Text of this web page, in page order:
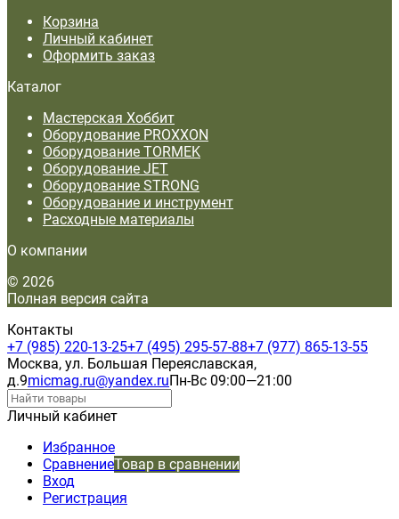
Корзина
Личный кабинет
Оформить заказ
Каталог
Мастерская Хоббит
Оборудование PROXXON
Оборудование TORMEK
Оборудование JET
Оборудование STRONG
Оборудование и инструмент
Расходные материалы
О компании
© 2026
Полная версия сайта
Контакты
+7 (985) 220-13-25+7 (495) 295-57-88+7 (977) 865-13-55
Москва, ул. Большая Переяславская,
д.9micmag.ru@yandex.ruПн-Вс 09:00—21:00
Личный кабинет
Избранное
СравнениеТовар в сравнении
Вход
Регистрация